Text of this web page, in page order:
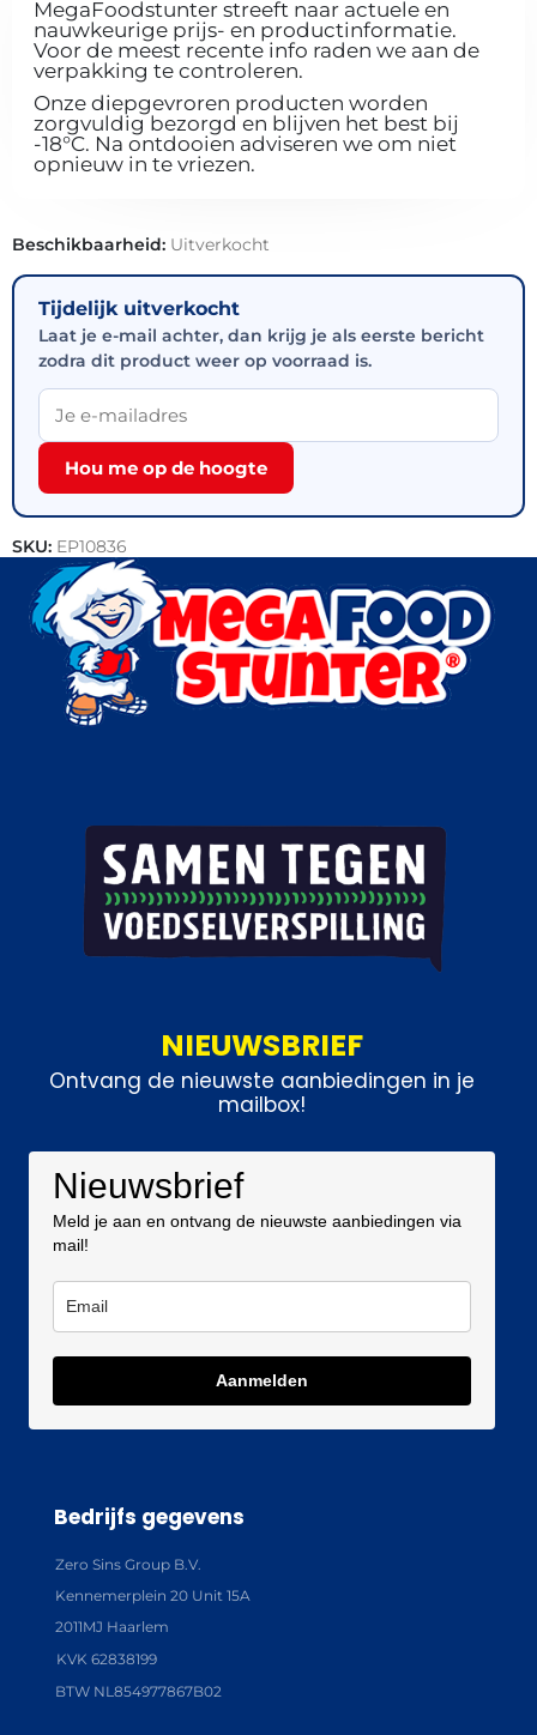
MegaFoodstunter streeft naar actuele en
nauwkeurige prijs- en productinformatie.
Voor de meest recente info raden we aan de
verpakking te controleren.
Onze diepgevroren producten worden
zorgvuldig bezorgd en blijven het best bij
-18°C. Na ontdooien adviseren we om niet
opnieuw in te vriezen.
Beschikbaarheid: Uitverkocht
Tijdelijk uitverkocht
Laat je e-mail achter, dan krijg je als eerste bericht
zodra dit product weer op voorraad is.
Hou me op de hoogte
SKU: EP10836
Categorieën:Actie
NIEUWSBRIEF
Ontvang de nieuwste aanbiedingen in je
mailbox!
Nieuwsbrief
Meld je aan en ontvang de nieuwste aanbiedingen via
mail!
Aanmelden
Bedrijfs gegevens
Zero Sins Group B.V.
Kennemerplein 20 Unit 15A
2011MJ Haarlem
KVK 62838199
BTW NL854977867B02